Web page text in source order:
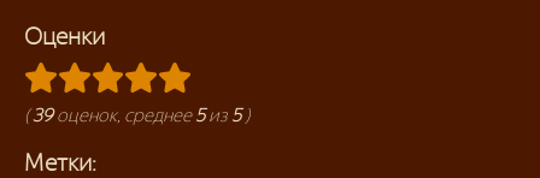
Оценки
(39оценок, среднее5из 5)
Метки: